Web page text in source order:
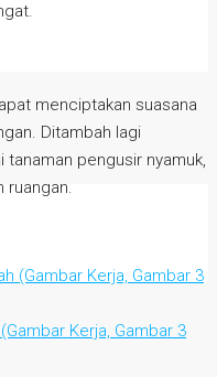
menciptakan suasana
Ditambah lagi
pengusir nyamuk,
ruangan.
Kerja, Gambar 3